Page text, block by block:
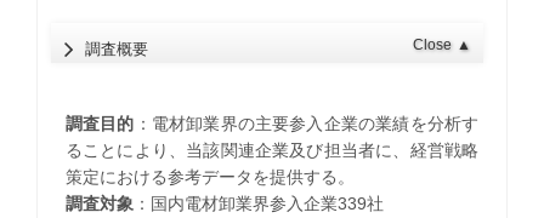
調査概要 Close ▲
調査目的 ：電材卸業界の主要参入企業の業績を分析す
ることにより、当該関連企業及び担当者に、経営戦略
策定における参考データを提供する。
調査対象：国内電材卸業界参入企業339社